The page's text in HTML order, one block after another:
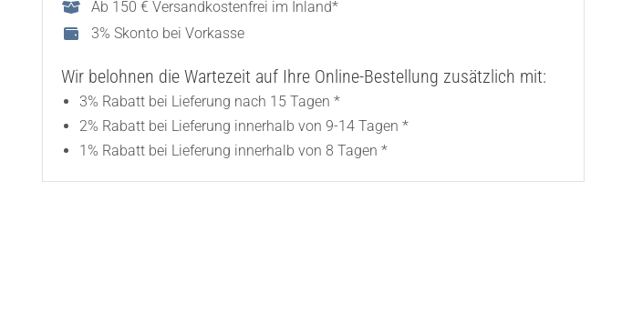
Ab 150 € Versandkostenfrei im Inland*
3% Skonto bei Vorkasse
Wir belohnen die Wartezeit auf Ihre Online-Bestellung zusätzlich mit:
3% Rabatt bei Lieferung nach 15 Tagen *
2% Rabatt bei Lieferung innerhalb von 9-14 Tagen *
1% Rabatt bei Lieferung innerhalb von 8 Tagen *